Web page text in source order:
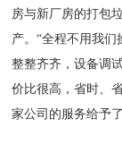
房与新厂房的打包
产。“全程不用我
整整齐齐，设备调
价比很高，省时、
家公司的服务给予